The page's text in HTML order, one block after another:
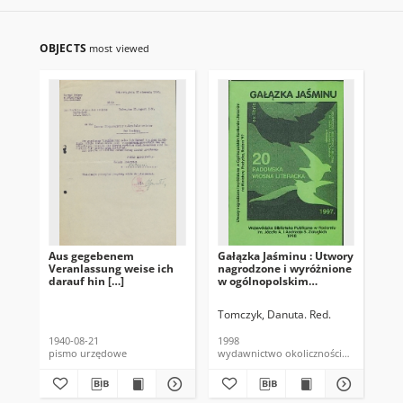
OBJECTS most viewed
Aus gegebenem
Veranlassung weise ich
darauf hin […]
1940-08-21
pismo urzędowe
Gałązka Jaśminu : Utwory
nagrodzone i wyróżnione
w ogólnopolskim
okazji jubileuszowej XX
Literackiej
Tomczyk, Danuta. Red.
1998
wydawnictwo okolicznościowe